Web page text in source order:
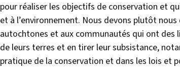
pour réaliser les objectifs de conservation et
et à l’environnement. Nous devons plutôt
autochtones et aux communautés qui ont des
de leurs terres et en tirer leur subsistance,
pratique de la conservation et dans les lois et